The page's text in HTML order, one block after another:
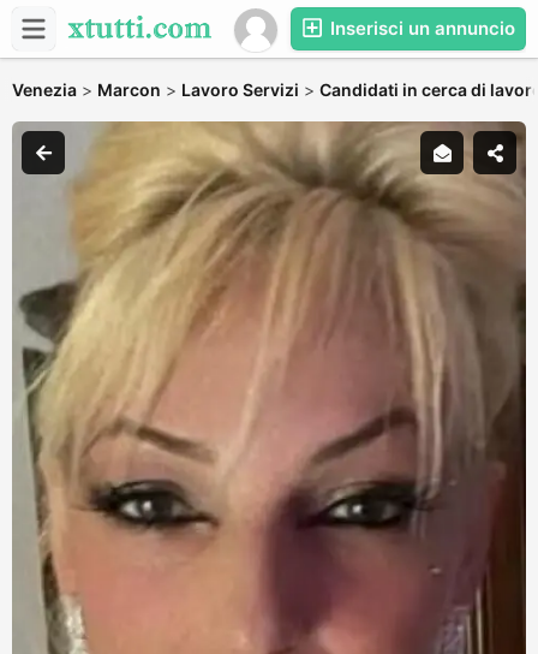
Inserisci un annuncio
Venezia > Marcon > Lavoro Servizi > Candidati in cerca di